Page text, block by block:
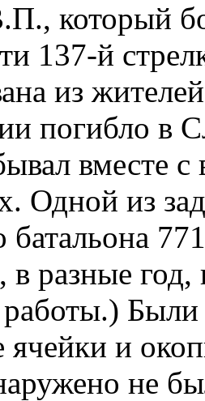
который
137-й
из
погибло в
вместе с
Одной из
батальона
в разные
Были
ячейки и
не